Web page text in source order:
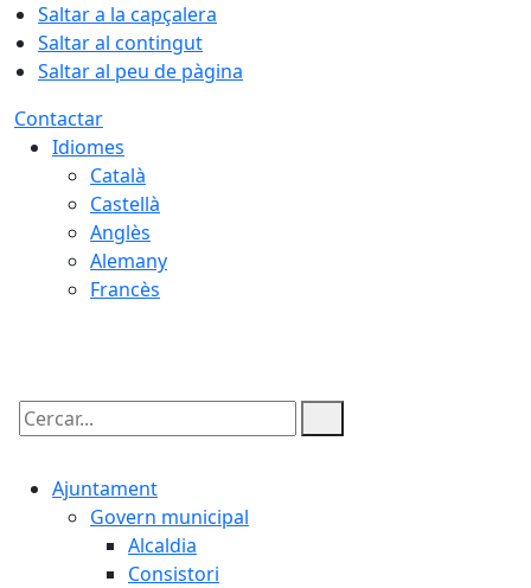
Saltar a la capçalera
Saltar al contingut
Saltar al peu de pàgina
Contactar
Idiomes
Català
Castellà
Anglès
Alemany
Francès
Cercar:
Ajuntament
Govern municipal
Alcaldia
Consistori